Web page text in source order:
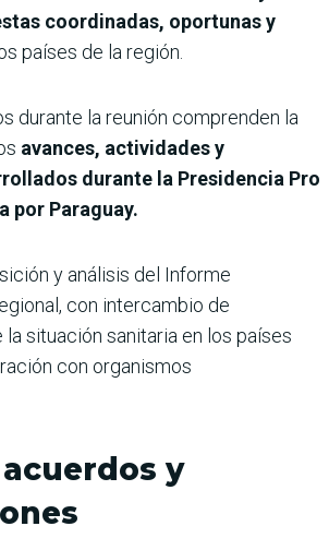
coordinadas, oportunas y
países de la región.
durante la reunión comprenden la
avances, actividades y
durante la Presidencia Pro
por Paraguay.
y análisis del Informe
con intercambio de
situación sanitaria en los países
con organismos
y